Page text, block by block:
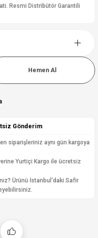
Resmi Distribütör Garantili
Hemen Al
Gönderim
siparişleriniz aynı gün kargoya
Yurtiçi Kargo ile ücretsiz
Ürünü İstanbul'daki Safir